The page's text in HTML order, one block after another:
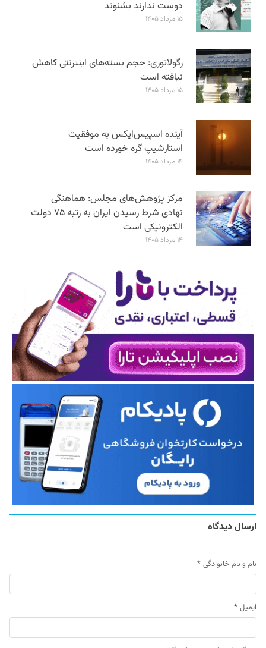
دوست ندارند بشنوند
۱۵ مرداد ۱۴۰۵
رگولاتوری: حجم بسته‌های اینترنتی کاهش
نیافته است
۱۵ مرداد ۱۴۰۵
آینده اسپیس‌ایکس به موفقیت
استارشیپ گره خورده است
۱۴ مرداد ۱۴۰۵
مرکز پژوهش‌های مجلس: هماهنگی
نهادی شرط رسیدن ایران به رتبه ۷۵ دولت
الکترونیکی است
۱۴ مرداد ۱۴۰۵
ارسال دیدگاه
نام و نام خانوادگی *
ایمیل *